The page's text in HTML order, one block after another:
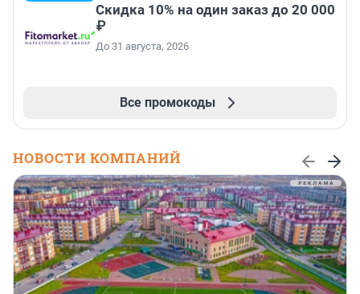
Скидка 10% на один заказ до 20 000
₽
До 31 августа, 2026
Все промокоды
НОВОСТИ КОМПАНИЙ